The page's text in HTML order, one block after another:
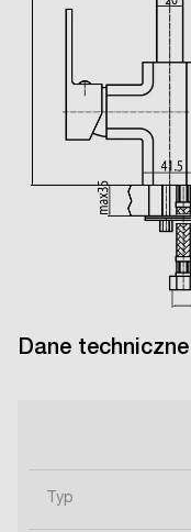
Dane techniczne
Typ